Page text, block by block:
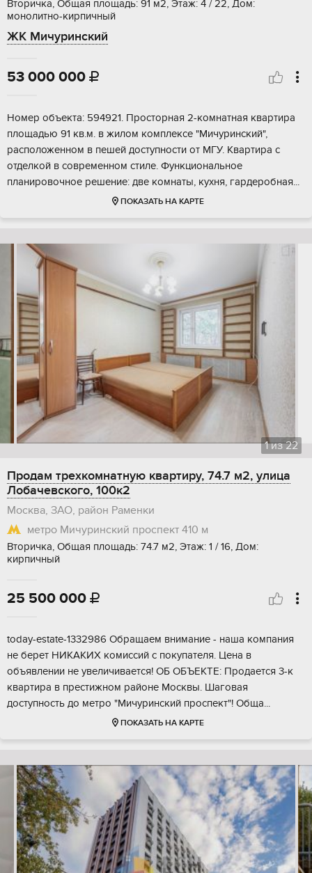
Вторичка, Общая площадь: 91 м2, Этаж: 4 / 22, Дом:
монолитно-кирпичный
ЖК Мичуринский
53 000 000 
Номер объекта: 594921. Просторная 2-комнатная квартира
площадью 91 кв.м. в жилом комплексе "Мичуринский",
расположенном в пешей доступности от МГУ. Квартира с
отделкой в современном стиле. Функциональное
планировочное решение: две комнаты, кухня, гардеробная...
ПОКАЗАТЬ НА КАРТЕ
1из22
Продам трехкомнатную квартиру, 74.7 м2, улица
Лобачевского, 100к2
Москва, ЗАО, район Раменки
метро Мичуринский проспект 410 м
Вторичка, Общая площадь: 74.7 м2, Этаж: 1 / 16, Дом:
кирпичный
25 500 000 
today-estate-1332986 Обращаем внимание - наша компания
не берет НИКАКИХ комиссий с покупателя. Цена в
объявлении не увеличивается! ОБ ОБЪЕКТЕ: Продается 3-к
квартира в престижном районе Москвы. Шаговая
доступность до метро "Мичуринский проспект"! Обща...
ПОКАЗАТЬ НА КАРТЕ